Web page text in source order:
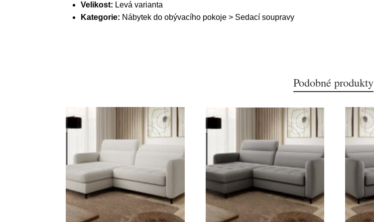
Velikost: Levá varianta
Kategorie: Nábytek do obývacího pokoje > Sedací soupravy
Podobné produkty